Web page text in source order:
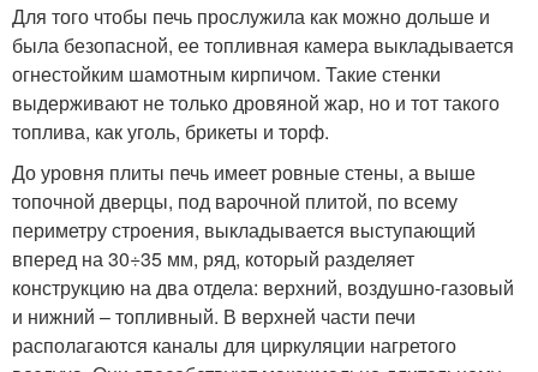
Для того чтобы печь прослужила как можно дольше и
была безопасной, ее топливная камера выкладывается
огнестойким шамотным кирпичом. Такие стенки
выдерживают не только дровяной жар, но и тот такого
топлива, как уголь, брикеты и торф.
До уровня плиты печь имеет ровные стены, а выше
топочной дверцы, под варочной плитой, по всему
периметру строения, выкладывается выступающий
вперед на 30÷35 мм, ряд, который разделяет
конструкцию на два отдела: верхний, воздушно-газовый
и нижний – топливный. В верхней части печи
располагаются каналы для циркуляции нагретого